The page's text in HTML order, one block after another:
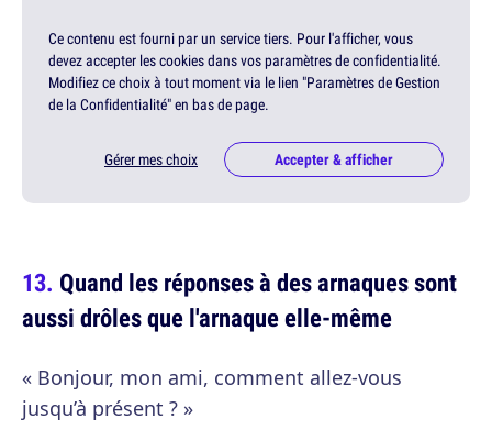
Ce contenu est fourni par un service tiers. Pour l'afficher, vous
devez accepter les cookies dans vos paramètres de confidentialité.
Modifiez ce choix à tout moment via le lien "Paramètres de Gestion
de la Confidentialité" en bas de page.
Gérer mes choix Accepter & afficher
Quand les réponses à des arnaques sont
aussi drôles que l'arnaque elle-même
« Bonjour, mon ami, comment allez-vous
jusqu’à présent ? »